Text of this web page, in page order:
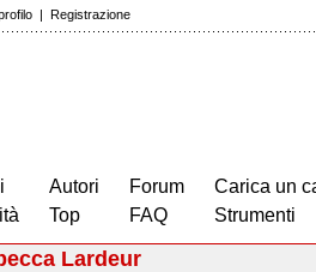
| Registrazione
Autori
Top
Forum
FAQ
Carica un
Strumenti
Lardeur